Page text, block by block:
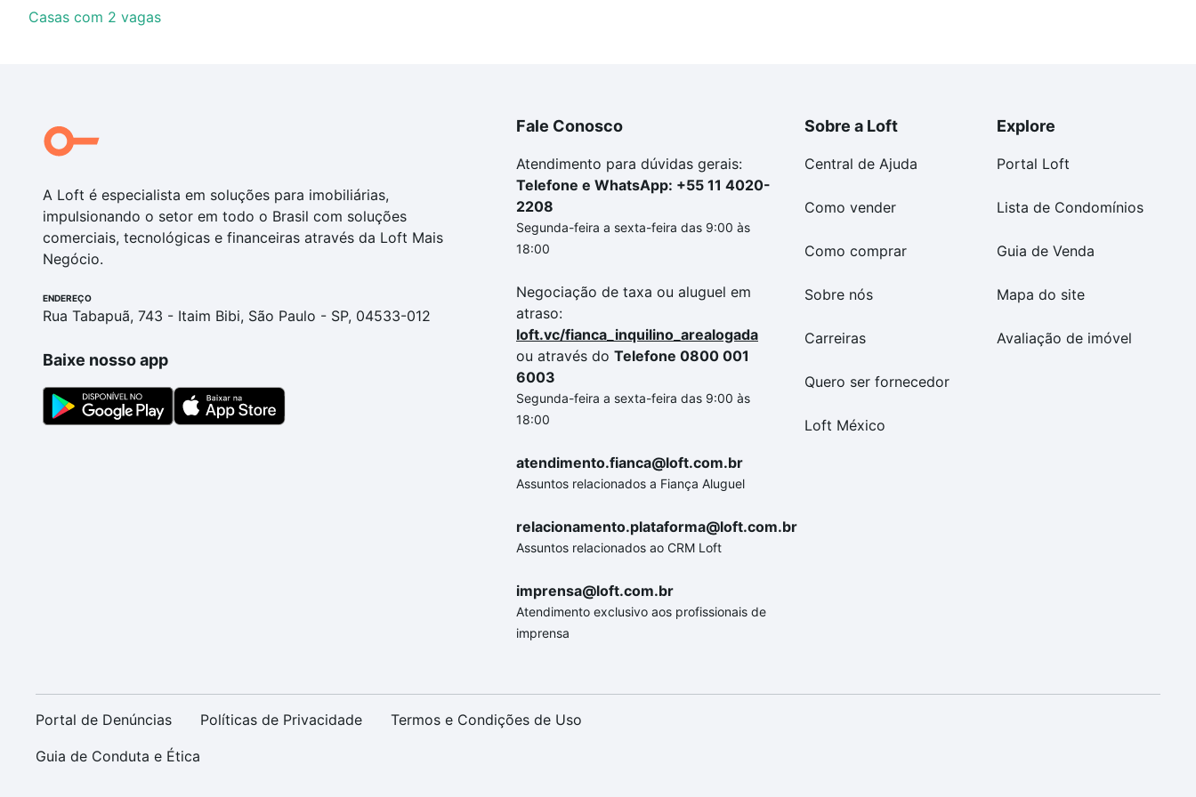
Casas com 2 vagas
A Loft é especialista em soluções para imobiliárias,
impulsionando o setor em todo o Brasil com soluções
comerciais, tecnológicas e financeiras através da Loft Mais
Negócio.
ENDEREÇO
Rua Tabapuã, 743 - Itaim Bibi, São Paulo - SP, 04533-012
Baixe nosso app
Fale Conosco
Atendimento para dúvidas gerais:
Telefone e WhatsApp: +55 11 4020-
2208
Segunda-feira a sexta-feira das 9:00 às
18:00
Negociação de taxa ou aluguel em
atraso:
loft.vc/fianca_inquilino_arealogada
ou através do Telefone 0800 001
6003
Segunda-feira a sexta-feira das 9:00 às
18:00
atendimento.fianca@loft.com.br
Assuntos relacionados a Fiança Aluguel
relacionamento.plataforma@loft.com.br
Assuntos relacionados ao CRM Loft
imprensa@loft.com.br
Atendimento exclusivo aos profissionais de
imprensa
Sobre a Loft
Central de Ajuda
Como vender
Como comprar
Sobre nós
Carreiras
Quero ser fornecedor
Loft México
Explore
Portal Loft
Lista de Condomínios
Guia de Venda
Mapa do site
Avaliação de imóvel
Portal de Denúncias Políticas de Privacidade Termos e Condições de Uso
Guia de Conduta e Ética